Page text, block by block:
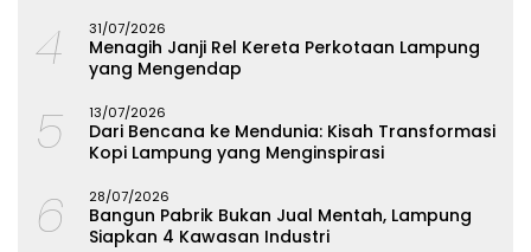
4 31/07/2026
Menagih Janji Rel Kereta Perkotaan Lampung
yang Mengendap
5 13/07/2026
Dari Bencana ke Mendunia: Kisah Transformasi
Kopi Lampung yang Menginspirasi
6 28/07/2026
Bangun Pabrik Bukan Jual Mentah, Lampung
Siapkan 4 Kawasan Industri